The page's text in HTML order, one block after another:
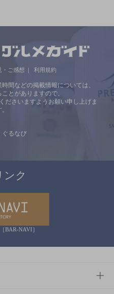
・ご感想 利用規約
間などの掲載情報については、
とがありますので、
ださいますようお願い申し上げま
ぐるなび
ンク
BAR-NAVI］